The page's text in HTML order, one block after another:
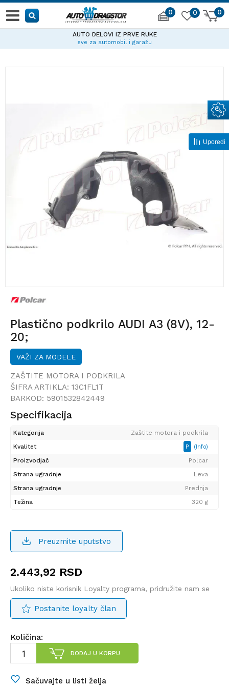
0 0
0
AUTO DELOVI IZ PRVE RUKE
sve za automobil i garažu
Plastično podkrilo AUDI A3 (8V), 12-
20;
VAŽI ZA MODELE
ZAŠTITE MOTORA I PODKRILA
ŠIFRA ARTIKLA: 13C1FL1T
BARKOD: 5901532842449
Specifikacija
Kategorija
Zaštite motora i podkrila
Kvalitet
P (Info)
Proizvodjač
Polcar
Strana ugradnje
Leva
Strana ugradnje
Prednja
Težina
320 g
Preuzmite uputstvo
2.443,92 RSD
Ukoliko niste korisnik Loyalty programa, pridružite nam se
Postanite loyalty član
Količina:
DODAJ U KORPU
Sačuvajte u listi želja
Uporedi